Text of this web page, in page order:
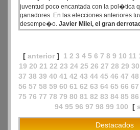
juventud poco encantada con la pol�tica
ganadores. En las elecciones anteriores
desempe�o. Javier Milei, el gran
[ anterior ] 1 2 3 4 5 6 7 8 9 10 11
19 20 21 22 23 24 25 26 27 28 29 30
37 38 39 40 41 42 43 44 45 46 47 48
56 57 58 59 60 61 62 63 64 65 66 67
75 76 77 78 79 80 81 82 83 84 85 86
94 95 96 97 98 99 100 [
Destacados